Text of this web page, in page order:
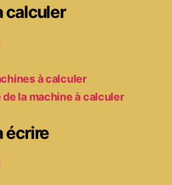
calculer
à calculer
la machine à calculer
écrire